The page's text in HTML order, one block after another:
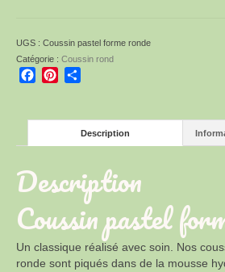
UGS : Coussin pastel forme ronde
Catégorie : Coussin rond
Facebook
Pinterest
Description
Description
Coussin pastel
Un classique réalisé avec soin. Nos
ronde sont piqués dans de la mousse